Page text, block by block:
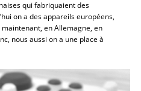
qui fabriquaient des
on a des appareils européens,
en Allemagne, en
nous aussi on a une place à